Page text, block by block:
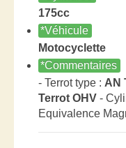
175cc
*Véhicule
Motocyclette
*Commentaires
- Terrot type : AN
Terrot OHV -
Equivalence